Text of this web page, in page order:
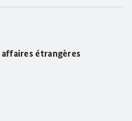
étrangères